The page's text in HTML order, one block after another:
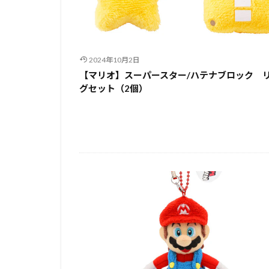
2024年10月2日
【マリオ】スーパースター/ハテナブロック
グセット（2個）